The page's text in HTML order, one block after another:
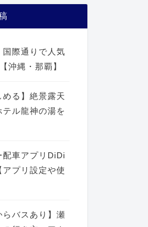
国際通りで人気
沖縄・那覇】
める】絶景露天
テル龍神の湯を
配車アプリDiDi
プリ設定や使
らバスあり】瀬